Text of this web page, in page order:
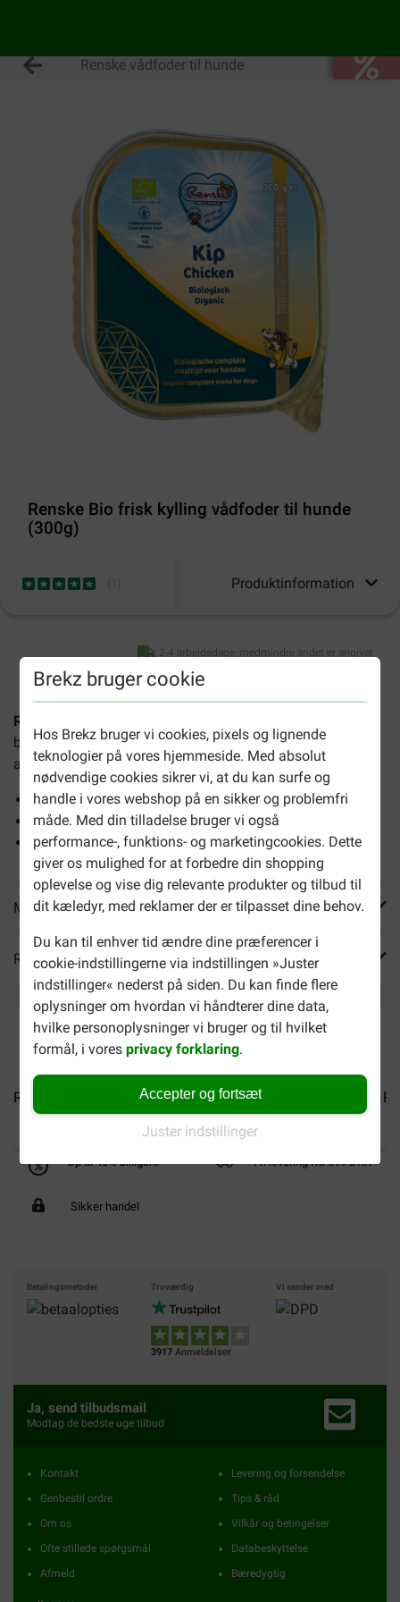
Brekz bruger cookie
Hos Brekz bruger vi cookies, pixels og lignende
teknologier på vores hjemmeside. Med absolut
nødvendige cookies sikrer vi, at du kan surfe og
handle i vores webshop på en sikker og problemfri
måde. Med din tilladelse bruger vi også
performance-, funktions- og marketingcookies. Dette
giver os mulighed for at forbedre din shopping
oplevelse og vise dig relevante produkter og tilbud til
dit kæledyr, med reklamer der er tilpasset dine behov.
Du kan til enhver tid ændre dine præferencer i
cookie-indstillingerne via indstillingen »Juster
indstillinger« nederst på siden. Du kan finde flere
oplysninger om hvordan vi håndterer dine data,
hvilke personoplysninger vi bruger og til hvilket
formål, i voresprivacy forklaring.
Accepter og fortsæt
Juster indstillinger
Renske vådfoder til hunde
Renske Bio frisk kylling vådfoder til hunde
(300g)
Produktinformation
2-4 arbejdsdage, medmindre andet er angivet
Renske Bio frisk kylling vådfoder til hunde (300g)
biologisk, kornfrit vådfoder med kylling og er velegnet til
alle hunde. Fordelene:
Kornfri og glutenfri
100% økologisk/bio
Med velsmagende kylling
Mere info
Reviews
Renske Variety box Bobby... Renske Multibox Nelson...
Op til 40% billigere Fri levering fra 599 DKK
Sikker handel
Betalingsmetoder Troværdig
3917 Anmeldelser
Vi sender med
Ja, send tilbudsmail
Modtag de bedste uge tilbud
Kontakt
Genbestil ordre
Om os
Ofte stillede spørgsmål
Afmeld
Levering og forsendelse
Tips & råd
Vilkår og betingelser
Databeskyttelse
Bæredygtig